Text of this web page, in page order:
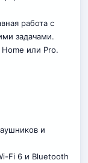
работа с
задачами.
Home или Pro.
и
Fi 6 и Bluetooth